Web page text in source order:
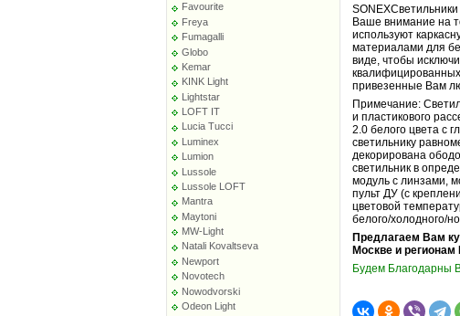
Favourite
Freya
Fumagalli
Globo
Kemar
KINK Light
Lightstar
LOFT IT
Lucia Tucci
Luminex
Lumion
Lussole
Lussole LOFT
Mantra
Maytoni
MW-Light
Natali Kovaltseva
Newport
Novotech
Nowodvorski
Odeon Light
Ваше внимание на
используют
материалами для
виде, чтобы
квалифицированных
привезенные Вам
Примечание:
и пластикового
2.0 белого цвета с
светильнику
декорирована
светильник в
модуль с линзами,
пульт ДУ (с
цветовой
белого/холодного/
Предлагаем Вам
Москве и
Будем Благодарны